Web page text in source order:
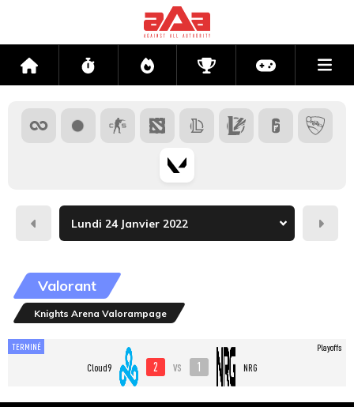
Accueil Flux Directs CompétitionsActu jeux
Hier
Valorant
Knights Arena Valorampage
TERMINÉ
Cloud9 2 vs 1 NRG
Playoffs